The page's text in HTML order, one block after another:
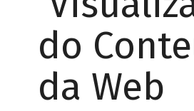
do
da Web